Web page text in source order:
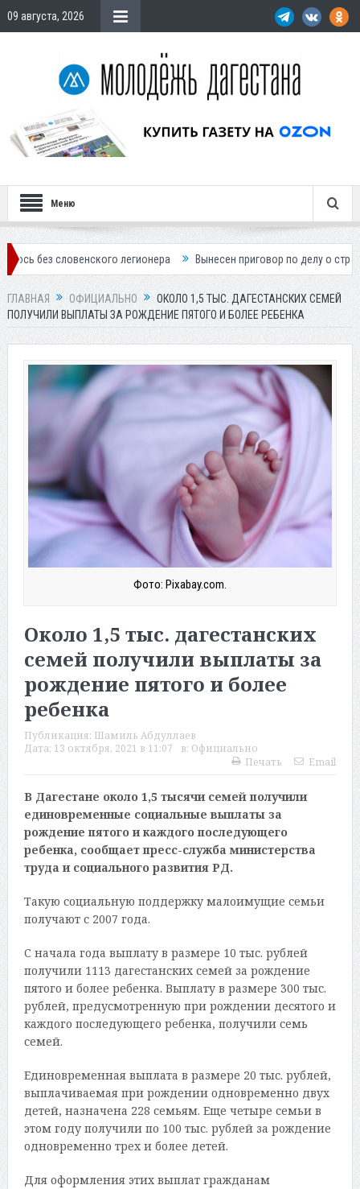
09 августа, 2026
Меню
легионера Вынесен приговор по делу о строительстве
ГЛАВНАЯ ОФИЦИАЛЬНО
ОКОЛО 1,5 ТЫС. ДАГЕСТАНСКИХ СЕМЕЙ
ПОЛУЧИЛИ ВЫПЛАТЫ ЗА РОЖДЕНИЕ ПЯТОГО И БОЛЕЕ РЕБЕНКА
Фото: Pixabay.com.
Около 1,5 тыс. дагестанских
семей получили выплаты за
рождение пятого и более
ребенка
Публикация: Шамиль Абдуллаев
Дата: 13 октября, 2021 в 11:07 в: Официально
Печать
Email
В Дагестане около 1,5 тысячи семей получили
единовременные социальные выплаты за
рождение пятого и каждого последующего
ребенка, сообщает пресс-служба министерства
труда и социального развития РД.
Такую социальную поддержку малоимущие семьи
получают с 2007 года.
С начала года выплату в размере 10 тыс. рублей
получили 1113 дагестанских семей за рождение
пятого и более ребенка. Выплату в размере 300 тыс.
рублей, предусмотренную при рождении десятого и
каждого последующего ребенка, получили семь
семей.
Единовременная выплата в размере 20 тыс. рублей,
выплачиваемая при рождении одновременно двух
детей, назначена 228 семьям. Еще четыре семьи в
этом году получили по 100 тыс. рублей за рождение
одновременно трех и более детей.
Для оформления этих выплат гражданам